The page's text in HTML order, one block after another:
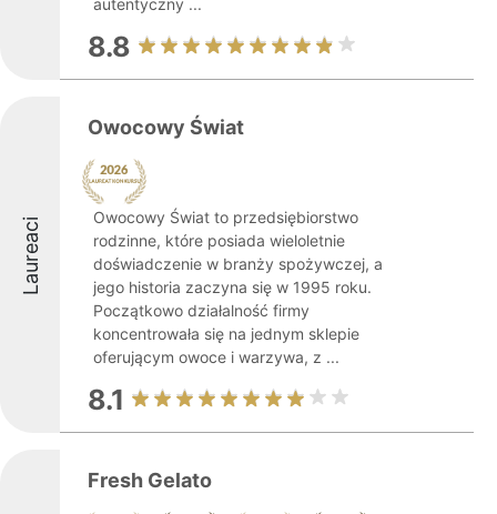
autentyczny ...
8.8
Laureaci
Owocowy Świat
Owocowy Świat to przedsiębiorstwo
rodzinne, które posiada wieloletnie
doświadczenie w branży spożywczej, a
jego historia zaczyna się w 1995 roku.
Początkowo działalność firmy
koncentrowała się na jednym sklepie
oferującym owoce i warzywa, z ...
8.1
Fresh Gelato